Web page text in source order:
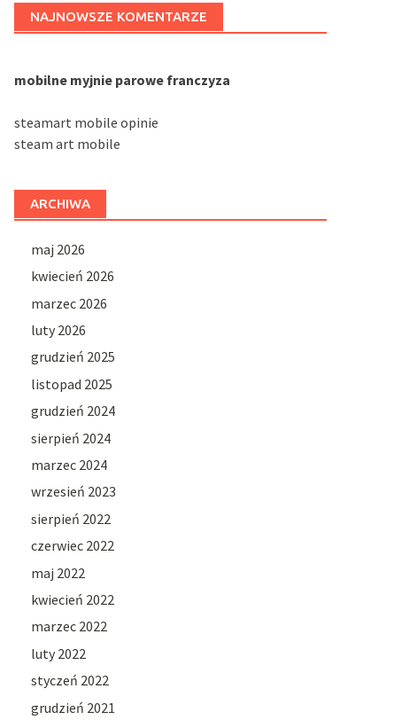
NAJNOWSZE KOMENTARZE
mobilne myjnie parowe franczyza
steamart mobile opinie
steam art mobile
ARCHIWA
maj 2026
kwiecień 2026
marzec 2026
luty 2026
grudzień 2025
listopad 2025
grudzień 2024
sierpień 2024
marzec 2024
wrzesień 2023
sierpień 2022
czerwiec 2022
maj 2022
kwiecień 2022
marzec 2022
luty 2022
styczeń 2022
grudzień 2021